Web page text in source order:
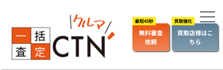
無料審査
依頼
買取店様はこ
ちら